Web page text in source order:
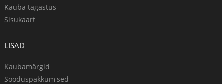
Kauba tagastus
Sisukaart
LISAD
Kaubamärgid
Sooduspakkumised